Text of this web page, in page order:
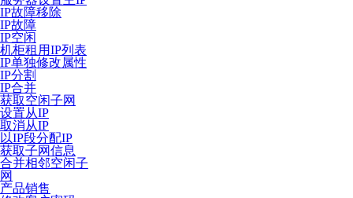
IP故障移除
IP故障
IP空闲
机柜租用IP列表
IP单独修改属性
IP分割
IP合并
获取空闲子网
设置从IP
取消从IP
以IP段分配IP
获取子网信息
合并相邻空闲子
网
产品销售